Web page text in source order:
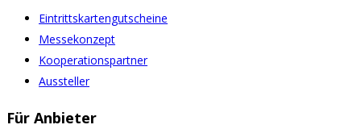
Eintrittskartengutscheine
Messekonzept
Kooperationspartner
Aussteller
Für Anbieter